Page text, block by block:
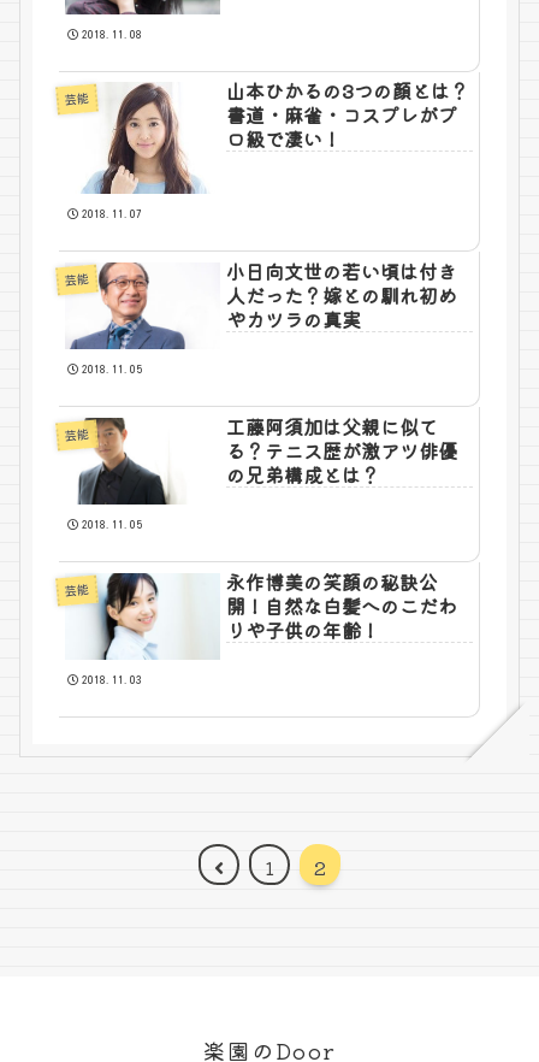
2018.11.08
芸能
山本ひかるの3つの顔とは？
書道・麻雀・コスプレがプ
ロ級で凄い！
2018.11.07
芸能
小日向文世の若い頃は付き
人だった？嫁との馴れ初め
やカツラの真実
2018.11.05
芸能
工藤阿須加は父親に似て
る？テニス歴が激アツ俳優
の兄弟構成とは？
2018.11.05
芸能
永作博美の笑顔の秘訣公
開！自然な白髪へのこだわ
りや子供の年齢！
2018.11.03
前
1 2
楽園のDoor